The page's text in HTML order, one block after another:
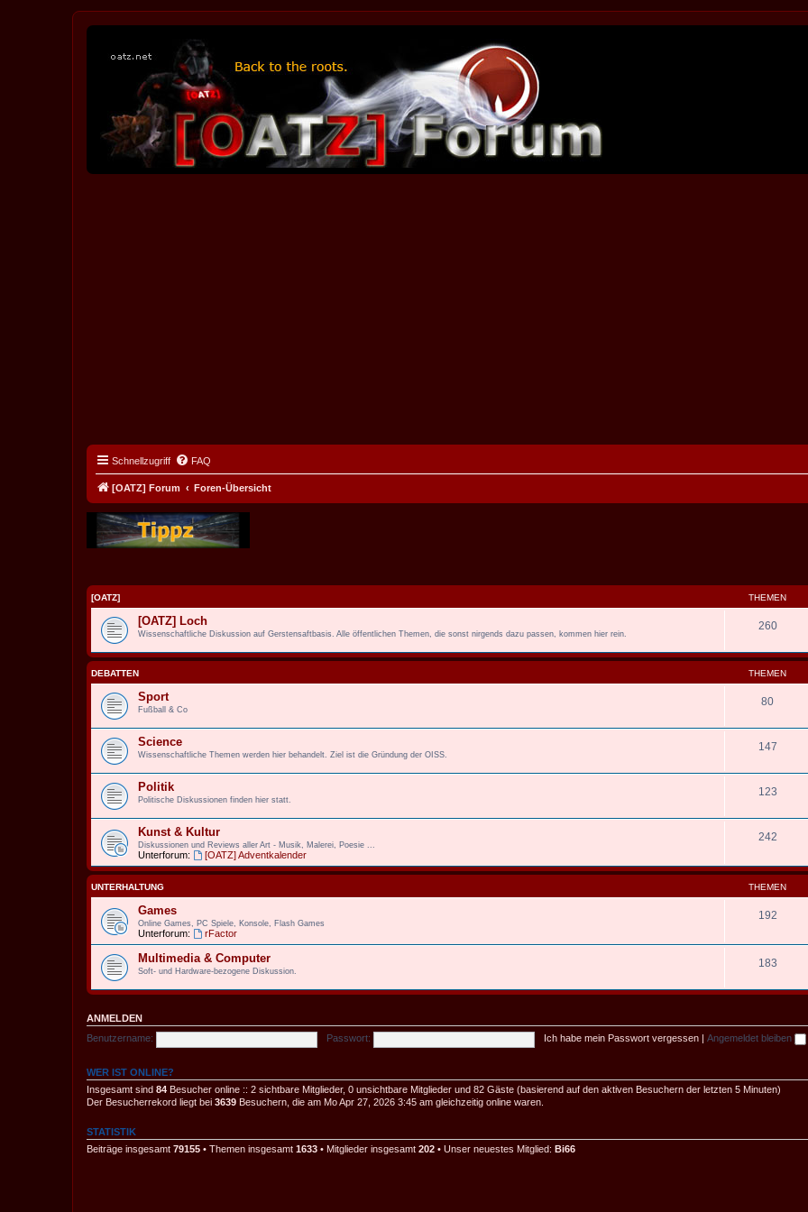
Schnellzugriff FAQ
[OATZ] Forum Foren-Übersicht
[OATZ] THEMEN
[OATZ] Loch
Wissenschaftliche Diskussion auf Gerstensaftbasis. Alle öffentlichen Themen, die sonst nirgends dazu passen, kommen hier rein.
260
DEBATTEN THEMEN
Sport
Fußball & Co
80
Science
Wissenschaftliche Themen werden hier behandelt. Ziel ist die Gründung der OISS.
147
Politik
Politische Diskussionen finden hier statt.
123
Kunst & Kultur
Diskussionen und Reviews aller Art - Musik, Malerei, Poesie ...
Unterforum: [OATZ] Adventkalender
242
UNTERHALTUNG THEMEN
Games
Online Games, PC Spiele, Konsole, Flash Games
Unterforum: rFactor
192
Multimedia & Computer
Soft- und Hardware-bezogene Diskussion.
183
ANMELDEN
Benutzername:
Passwort: Ich habe mein Passwort vergessen Angemeldet bleiben
WER IST ONLINE?
Insgesamt sind 84 Besucher online :: 2 sichtbare Mitglieder, 0 unsichtbare Mitglieder und 82 Gäste (basierend auf den aktiven Besuchern der letzten 5 Minuten)
Der Besucherrekord liegt bei 3639 Besuchern, die am Mo Apr 27, 2026 3:45 am gleichzeitig online waren.
STATISTIK
Beiträge insgesamt 79155 • Themen insgesamt 1633 • Mitglieder insgesamt 202 • Unser neuestes Mitglied: Bi66